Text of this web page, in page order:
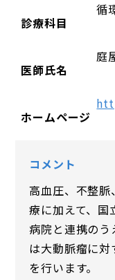
診療科目
循
医師氏名
庭
ホームページ
コメント
高血圧、不整
療に加えて、国
病院と連携のう
は大動脈瘤に
を行います。